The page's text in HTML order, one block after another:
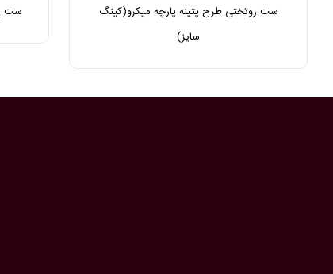
ست روتختی طرح پتینه پارچه میکرو(کینگ
سایز)
ست